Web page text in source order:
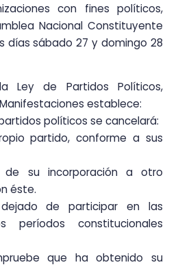
con fines políticos,
Nacional Constituyente
días sábado 27 y domingo 28
Ley de Partidos Políticos,
establece:
políticos se cancelará:
partido, conforme a sus
de su incorporación a otro
éste.
de participar en las
períodos constitucionales
que ha obtenido su